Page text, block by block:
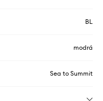
BL
modrá
Sea to Summit